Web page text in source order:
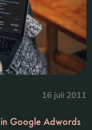
16 juli 2011
Google Adwords